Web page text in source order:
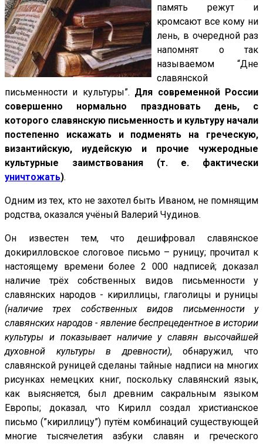
память режут и
кромсают все кому ни
лень, в очередной раз
напомнят о так
называемом “Дне
славянской
письменности и культуры”. Для современной России
совершенно нормально праздновать день, с
которого славянскую письменность и культуру начали
постепенно искажать и подменять на греческую,
византийскую, иудейскую и прочие чужеродные
культурные заимствования (т. е. фактически
уничтожать).
Одним из тех, кто не захотел быть Иваном, не помнящим
родства, оказался учёный Валерий Чудинов.
Он известен тем, что дешифровал славянское
докирилловское слоговое письмо – руницу; прочитал к
настоящему времени более 2 000 надписей; доказал
наличие трёх собственных видов письменности у
славянских народов - кириллицы, глаголицы и руницы
(наличие трех собственных видов письменности у
славянских народов - явление беспрецедентное в истории
культуры и показывает наличие у славян высочайшей
духовной культуры в древности), обнаружил, что
славянской руницей сделаны тайные надписи на многих
рисунках немецких книг, поскольку славянский язык,
как выясняется, был древним сакральным языком
Европы; доказал, что Кирилл создал христианское
письмо (”кириллицу”) путём комбинаций существующей
многие тысячелетия азбуки славян и греческого